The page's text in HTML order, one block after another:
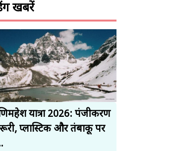
खबरें
यात्रा 2026: पंजीकरण
प्लास्टिक और तंबाकू पर